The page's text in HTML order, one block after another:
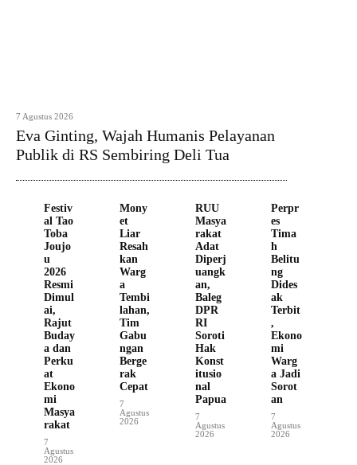
7 Agustus 2026
Eva Ginting, Wajah Humanis Pelayanan
Publik di RS Sembiring Deli Tua
Festiv
al Tao
Toba
Joujo
u
2026
Resmi
Dimul
ai,
Rajut
Buday
a dan
Perku
at
Ekono
mi
Masya
rakat
7
Agustus
2026
Mony
et
Liar
Resah
kan
Warg
a
Tembi
lahan,
Tim
Gabu
ngan
Berge
rak
Cepat
7
Agustus
2026
RUU
Masya
rakat
Adat
Diperj
uangk
an,
Baleg
DPR
RI
Soroti
Hak
Konst
itusio
nal
Papua
7
Agustus
2026
Perpr
es
Tima
h
Belitu
ng
Dides
ak
Terbit
,
Ekono
mi
Warg
a Jadi
Sorot
an
7
Agustus
2026